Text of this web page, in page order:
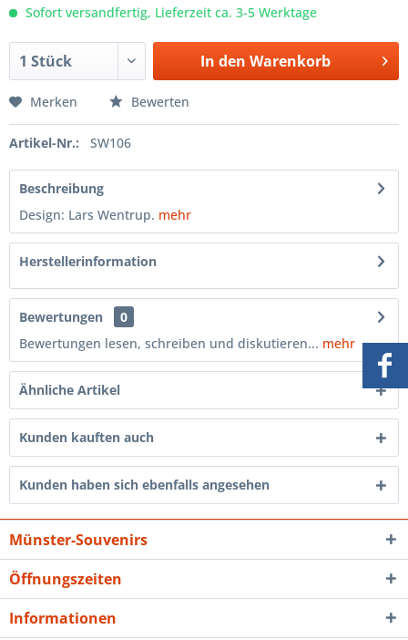
Sofort versandfertig, Lieferzeit ca. 3-5 Werktage
In den Warenkorb
Merken Bewerten
Artikel-Nr.: SW106
Beschreibung
Design: Lars Wentrup. mehr
Herstellerinformation
Bewertungen
0
Bewertungen lesen, schreiben und diskutieren... mehr
Ähnliche Artikel
Kunden kauften auch
Kunden haben sich ebenfalls angesehen
Münster-Souvenirs
Öffnungszeiten
Informationen